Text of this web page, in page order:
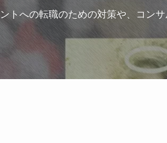
トへの転職のための対策や、コン